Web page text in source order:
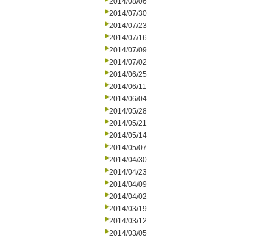
2014/07/30
2014/07/23
2014/07/16
2014/07/09
2014/07/02
2014/06/25
2014/06/11
2014/06/04
2014/05/28
2014/05/21
2014/05/14
2014/05/07
2014/04/30
2014/04/23
2014/04/09
2014/04/02
2014/03/19
2014/03/12
2014/03/05